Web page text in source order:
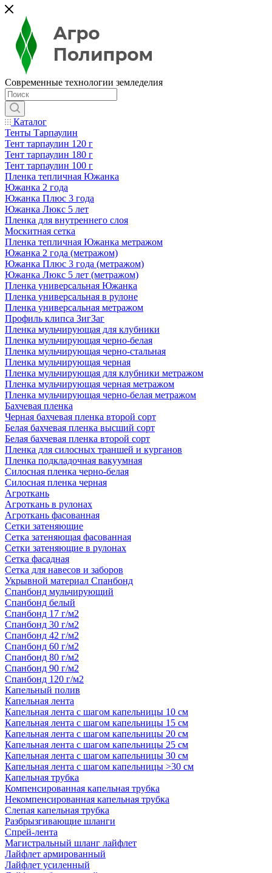
Современные технологии земледелия
Каталог
Тенты Тарпаулин
Тент тарпаулин 120 г
Тент тарпаулин 180 г
Тент тарпаулин 100 г
Пленка тепличная Южанка
Южанка 2 года
Южанка Плюс 3 года
Южанка Люкс 5 лет
Пленка для внутреннего слоя
Москитная сетка
Пленка тепличная Южанка метражом
Южанка 2 года (метражом)
Южанка Плюс 3 года (метражом)
Южанка Люкс 5 лет (метражом)
Пленка универсальная Южанка
Пленка универсальная в рулоне
Пленка универсальная метражом
Профиль клипса ЗигЗаг
Пленка мульчирующая для клубники
Пленка мульчирующая черно-белая
Пленка мульчирующая черно-стальная
Пленка мульчирующая черная
Пленка мульчирующая для клубники метражом
Пленка мульчирующая черная метражом
Пленка мульчирующая черно-белая метражом
Бахчевая пленка
Черная бахчевая пленка второй сорт
Белая бахчевая пленка высший сорт
Белая бахчевая пленка второй сорт
Пленка для силосных траншей и курганов
Пленка подкладочная вакуумная
Силосная пленка черно-белая
Силосная пленка черная
Агроткань
Агроткань в рулонах
Агроткань фасованная
Сетки затеняющие
Сетка затеняющая фасованная
Сетки затеняющие в рулонах
Сетка фасадная
Сетка для навесов и заборов
Укрывной материал Спанбонд
Спанбонд мульчирующий
Спанбонд белый
Спанбонд 17 г/м2
Спанбонд 30 г/м2
Спанбонд 42 г/м2
Спанбонд 60 г/м2
Спанбонд 80 г/м2
Спанбонд 90 г/м2
Спанбонд 120 г/м2
Капельный полив
Капельная лента
Капельная лента с шагом капельницы 10 см
Капельная лента с шагом капельницы 15 см
Капельная лента с шагом капельницы 20 см
Капельная лента с шагом капельницы 25 см
Капельная лента с шагом капельницы 30 см
Капельная лента с шагом капельницы >30 см
Капельная трубка
Компенсированная капельная трубка
Некомпенсированная капельная трубка
Слепая капельная трубка
Разбрызгивающие шланги
Спрей-лента
Магистральный шланг лайфлет
Лайфлет армированный
Лайфлет усиленный